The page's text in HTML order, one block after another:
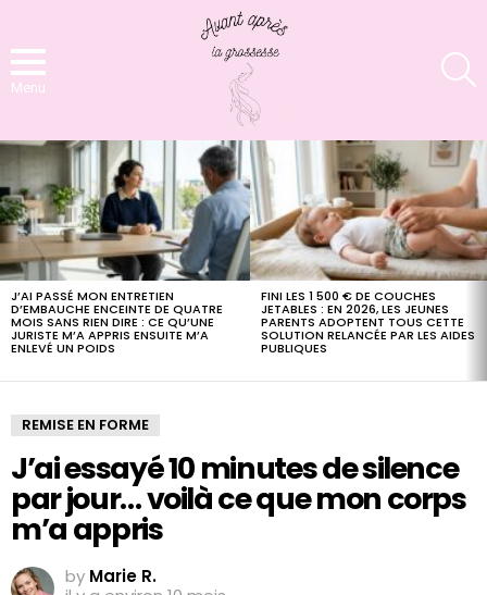
Menu
LATEST
STORIES
J’AI PASSÉ MON ENTRETIEN
D’EMBAUCHE ENCEINTE DE QUATRE
MOIS SANS RIEN DIRE : CE QU’UNE
JURISTE M’A APPRIS ENSUITE M’A
ENLEVÉ UN POIDS
FINI LES 1 500 € DE COUCHES
JETABLES : EN 2026, LES JEUNES
PARENTS ADOPTENT TOUS CETTE
SOLUTION RELANCÉE PAR LES AIDES
PUBLIQUES
REMISE EN FORME
J’ai essayé 10 minutes de silence
par jour… voilà ce que mon corps
m’a appris
by Marie R.